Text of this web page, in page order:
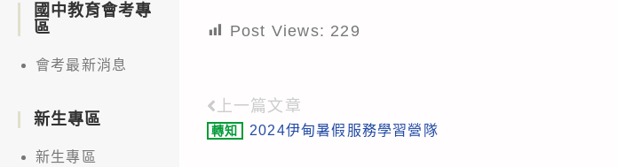
Post Views: 229
Read
more
上一篇文章
轉知 2024伊甸暑假服務學習營隊
國中教育會考專
區
會考最新消息
新生專區
新生專區